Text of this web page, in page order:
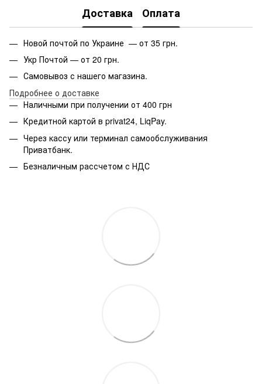
Доставка Оплата
Новой почтой по Украине — от 35 грн.
Укр Почтой — от 20 грн.
Самовывоз с нашего магазина.
Подробнее о доставке
Наличными при получении от 400 грн
Кредитной картой в privat24, LiqPay.
Через кассу или терминал самообслуживания
Приватбанк.
Безналичным рассчетом с НДС